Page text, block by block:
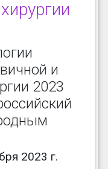
и
2023
2023 г.